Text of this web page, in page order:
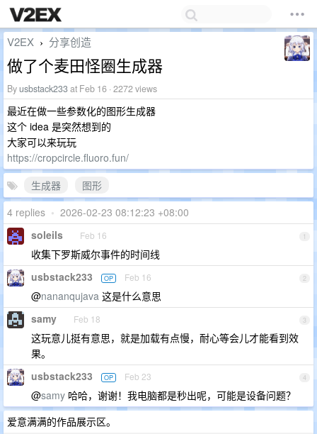
V2EX › 分享创造
做了个麦田怪圈生成器
Byusbstack233at Feb 16 · 2272 views
最近在做一些参数化的图形生成器
这个 idea 是突然想到的
大家可以来玩玩
https://cropcircle.fluoro.fun/
生成器
图形
4 replies • 2026-02-23 08:12:23 +08:00
1
soleils Feb 16
收集下罗斯威尔事件的时间线
2
usbstack233 OP Feb 16
@nananqujava 这是什么意思
3
samy Feb 18
这玩意儿挺有意思，就是加载有点慢，耐心等会儿才能看到效
果。
4
usbstack233 OP Feb 23
@samy 哈哈，谢谢！我电脑都是秒出呢，可能是设备问题？
爱意满满的作品展示区。